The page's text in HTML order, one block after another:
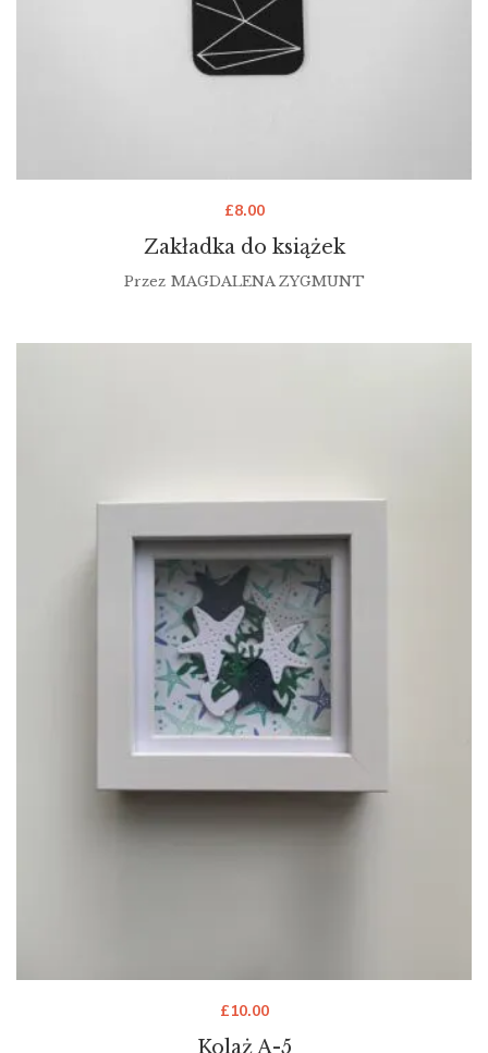
Zakładka do książek
£8.00
Przez MAGDALENA ZYGMUNT
Kolaż A-5
£10.00